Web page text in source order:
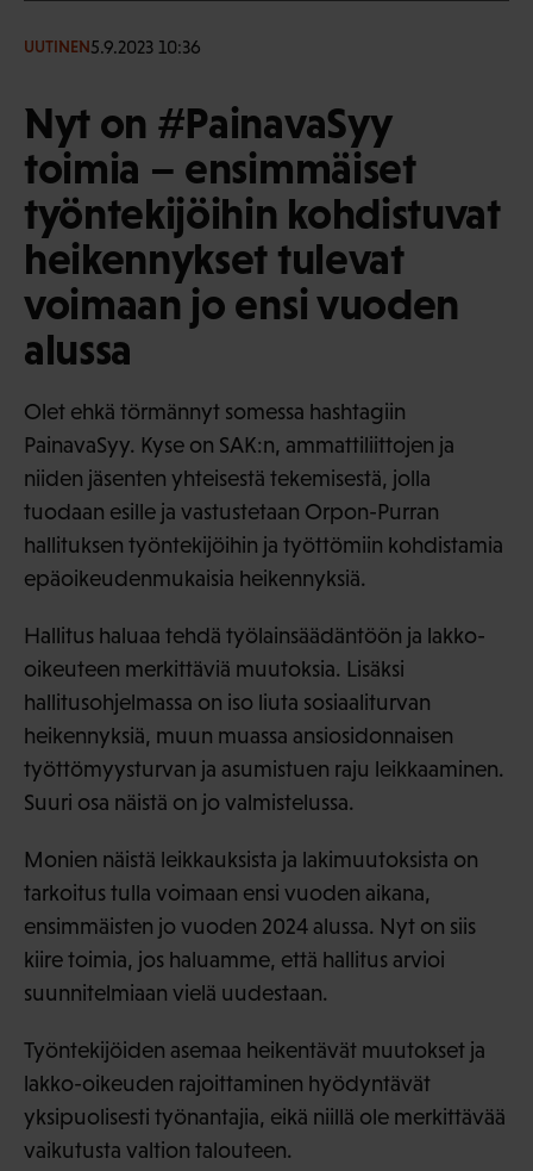
UUTINEN5.9.2023 10:36
Nyt on #PainavaSyy
toimia – ensimmäiset
työntekijöihin kohdistuvat
heikennykset tulevat
voimaan jo ensi vuoden
alussa
Olet ehkä törmännyt somessa hashtagiin
PainavaSyy. Kyse on SAK:n, ammattiliittojen ja
niiden jäsenten yhteisestä tekemisestä, jolla
tuodaan esille ja vastustetaan Orpon-Purran
hallituksen työntekijöihin ja työttömiin kohdistamia
epäoikeudenmukaisia heikennyksiä.
Hallitus haluaa tehdä työlainsäädäntöön ja lakko-
oikeuteen merkittäviä muutoksia. Lisäksi
hallitusohjelmassa on iso liuta sosiaaliturvan
heikennyksiä, muun muassa ansiosidonnaisen
työttömyysturvan ja asumistuen raju leikkaaminen.
Suuri osa näistä on jo valmistelussa.
Monien näistä leikkauksista ja lakimuutoksista on
tarkoitus tulla voimaan ensi vuoden aikana,
ensimmäisten jo vuoden 2024 alussa. Nyt on siis
kiire toimia, jos haluamme, että hallitus arvioi
suunnitelmiaan vielä uudestaan.
Työntekijöiden asemaa heikentävät muutokset ja
lakko-oikeuden rajoittaminen hyödyntävät
yksipuolisesti työnantajia, eikä niillä ole merkittävää
vaikutusta valtion talouteen.